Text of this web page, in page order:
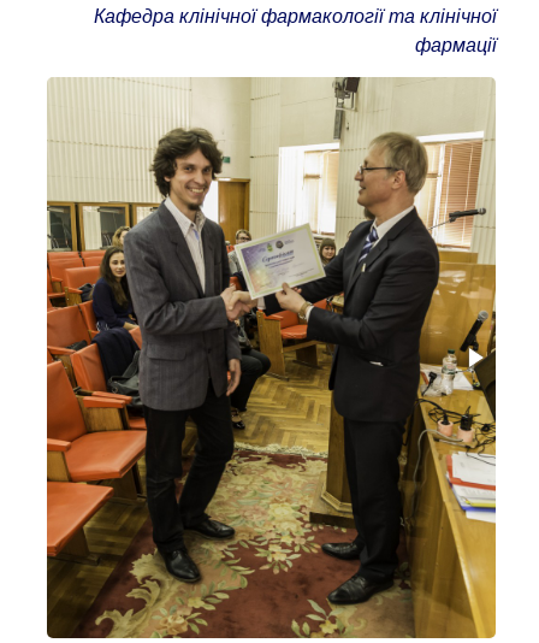
Кафедра клінічної фармакології та клінічної
фармації